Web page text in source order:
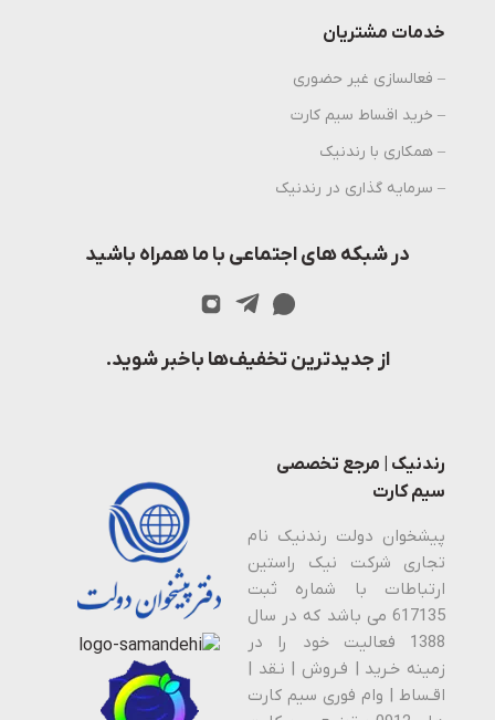
خدمات مشتریان
– فعالسازی غیر حضوری
– خرید اقساط سیم کارت
– همکاری با رندنیک
– سرمایه گذاری در رندنیک
در شبکه های اجتماعی با ما همراه باشید
از جدیدترین تخفیف‌ها باخبر شوید.
رندنیک | مرجع تخصصی
سیم کارت
پیشخوان دولت رندنیک نام
تجاری شرکت نیک راستین
ارتباطات با شماره ثبت
617135 می باشد که در سال
1388 فعالیت خود را در
زمینه خـرید | فـروش | نـقد |
اقـساط | وام فوری سیم کارت